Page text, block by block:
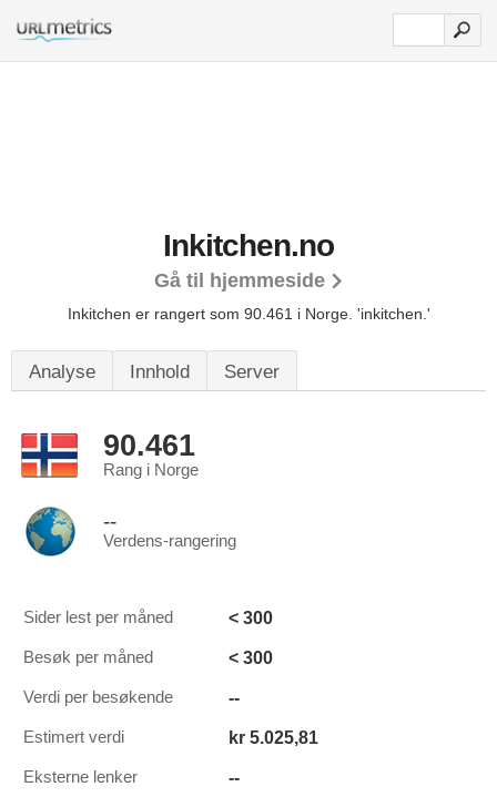
Inkitchen.no
Gå til hjemmeside
Inkitchen er rangert som 90.461 i Norge. 'inkitchen.'
Analyse Innhold Server
90.461
Rang i Norge
--
Verdens-rangering
Sider lest per måned < 300
Besøk per måned < 300
Verdi per besøkende --
Estimert verdi kr 5.025,81
Eksterne lenker --